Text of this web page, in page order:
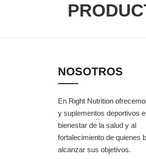
NOSOTROS
En Right Nutrition
y suplementos deportivos
bienestar de la salud y al
fortalecimiento de quienes
alcanzar sus objetivos.